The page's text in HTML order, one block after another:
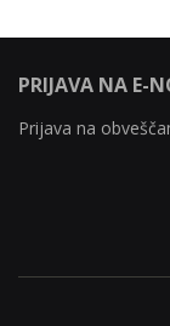
PRIJAVA NA E-
Prijava na